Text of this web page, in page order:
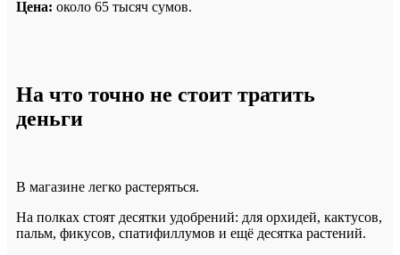
Цена: около 65 тысяч сумов.
На что точно не стоит тратить
деньги
В магазине легко растеряться.
На полках стоят десятки удобрений: для орхидей, кактусов,
пальм, фикусов, спатифиллумов и ещё десятка растений.